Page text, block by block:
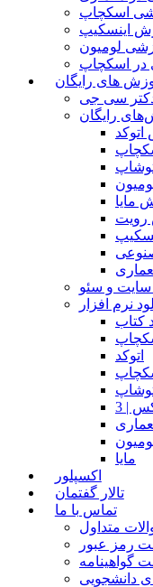
در اسکچاپ
های رایگان
دکتر سی جی
رایگان
اتوکد
مایا
رویت
و سئو
نرم افزار
کتاب
اتوکد
مایا
اکسپلور
تالار گفتمان
تماس با ما
متداول
رمز عبور
گواهینامه
دانشجویی